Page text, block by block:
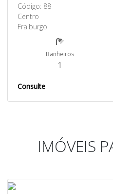
Código: 88
Centro
Fraiburgo
Banheiros
1
Consulte
IMÓVEIS